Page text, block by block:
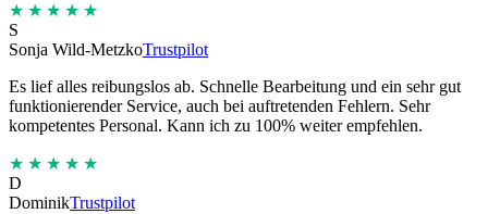
★★★★★
S
Sonja Wild-MetzkoTrustpilot
Es lief alles reibungslos ab. Schnelle Bearbeitung und ein sehr gut
funktionierender Service, auch bei auftretenden Fehlern. Sehr
kompetentes Personal. Kann ich zu 100% weiter empfehlen.
★★★★★
D
DominikTrustpilot